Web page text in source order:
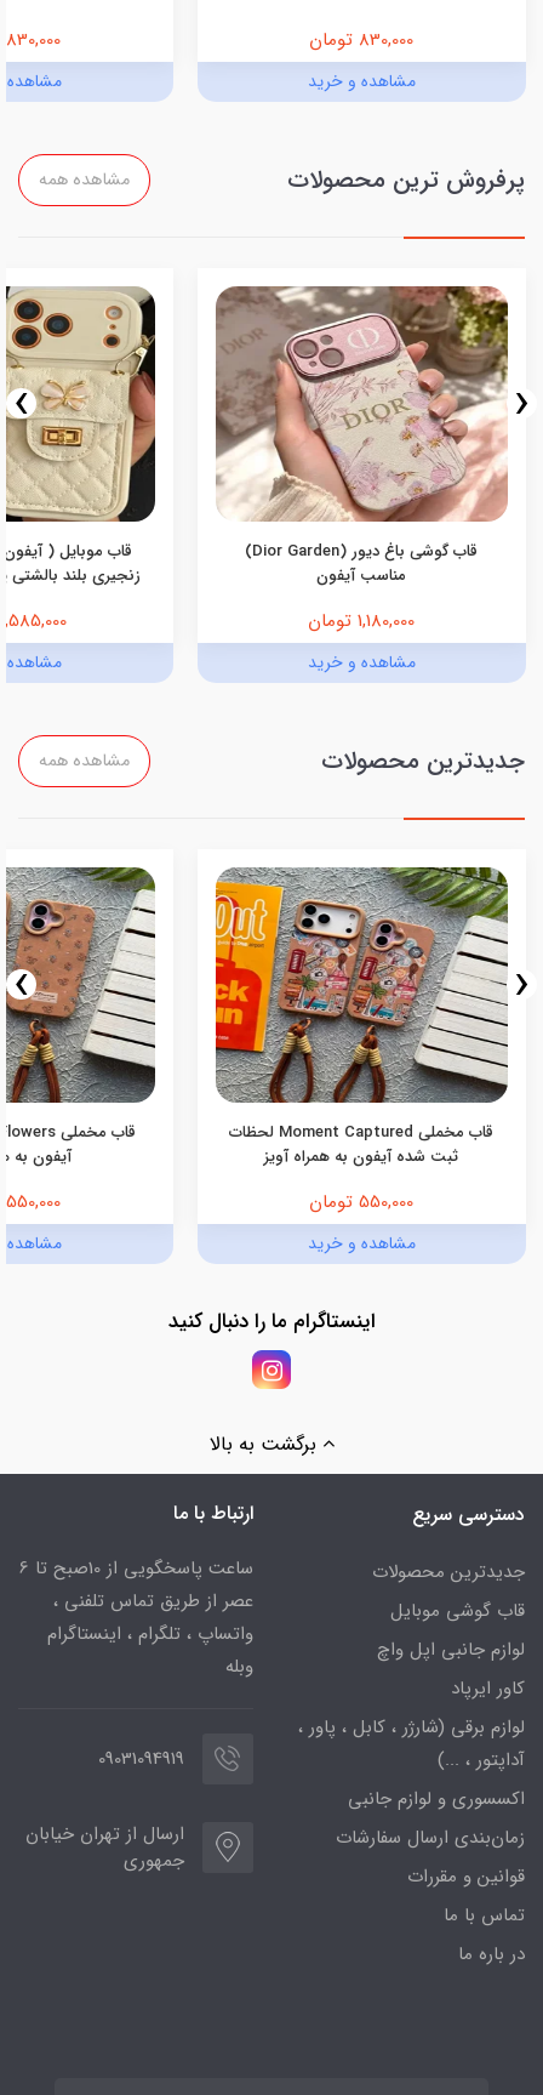
830,000 تومان
مشاهده و خرید
830,000 تومان
مشاهده
پرفروش ترین محصولات مشاهده همه
قاب گوشی باغ دیور (Dior Garden)
مناسب آیفون
1,180,000 تومان
مشاهده و خرید
قاب موبایل (
زنجیری بلند بالشتی
1,585,000 تومان
مشاهده
‹
›
جدیدترین محصولات مشاهده همه
قاب مخملی Moment Captured لحظات
ثبت شده آیفون به همراه آویز
550,000 تومان
مشاهده و خرید
آیفون به
550,000 تومان
مشاهده
‹
›
اینستاگرام ما را دنبال کنید
برگشت به بالا
دسترسی سریع
جدیدترین محصولات
قاب گوشی موبایل
لوازم جانبی اپل واچ
کاور ایرپاد
لوازم برقی (شارژر ، کابل ، پاور ،
آداپتور ، ...)
اکسسوری و لوازم جانبی
زمان‌بندی ارسال سفارشات
قوانین و مقررات
تماس با ما
در باره ما
ارتباط با ما
ساعت پاسخگویی از 10صبح تا 6
عصر از طریق تماس تلفنی ،
واتساپ ، تلگرام ، اینستاگرام
وبله
09031094919
ارسال از تهران خیابان
جمهوری